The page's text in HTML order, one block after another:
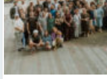
Valmieras teātris uzsāk 104.